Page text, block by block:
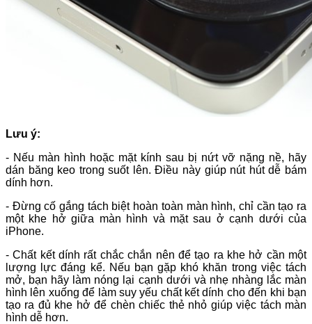
Lưu ý:
- Nếu màn hình hoặc mặt kính sau bị nứt vỡ nặng nề, hãy
dán băng keo trong suốt lên. Điều này giúp nút hút dễ bám
dính hơn.
- Đừng cố gắng tách biệt hoàn toàn màn hình, chỉ cần tạo ra
một khe hở giữa màn hình và mặt sau ở cạnh dưới của
iPhone.
- Chất kết dính rất chắc chắn nên để tạo ra khe hở cần một
lượng lực đáng kể. Nếu bạn gặp khó khăn trong việc tách
mở, bạn hãy làm nóng lại cạnh dưới và nhẹ nhàng lắc màn
hình lên xuống để làm suy yếu chất kết dính cho đến khi bạn
tạo ra đủ khe hở để chèn chiếc thẻ nhỏ giúp việc tách màn
hình dễ hơn.